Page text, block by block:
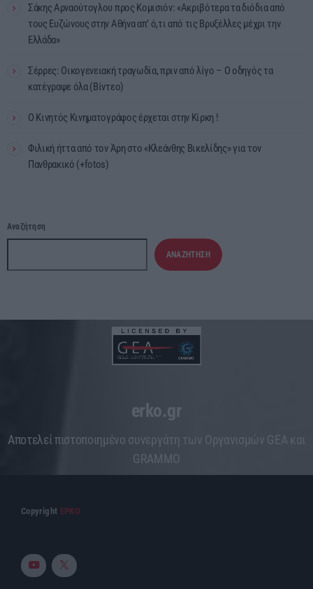
Σάκης Αρναούτογλου προς Κομισιόν: «Ακριβότερα τα διόδια από
τους Ευζώνους στην Αθήνα απ’ ό,τι από τις Βρυξέλλες μέχρι την
Ελλάδα»
Σέρρες: Οικογενειακή τραγωδία, πριν από λίγο – Ο οδηγός τα
κατέγραψε όλα (Βίντεο)
Ο Κινητός Κινηματογράφος έρχεται στην Κίρκη !
Φιλική ήττα από τον Άρη στο «Κλεάνθης Βικελίδης» για τον
Πανθρακικό (+fotos)
Αναζήτηση
ΑΝΑΖΉΤΗΣΗ
erko.gr
Aποτελεί πιστοποιημένο συνεργάτη των Οργανισμών GEA και
GRAMMO
Copyright ΕΡΚΟ